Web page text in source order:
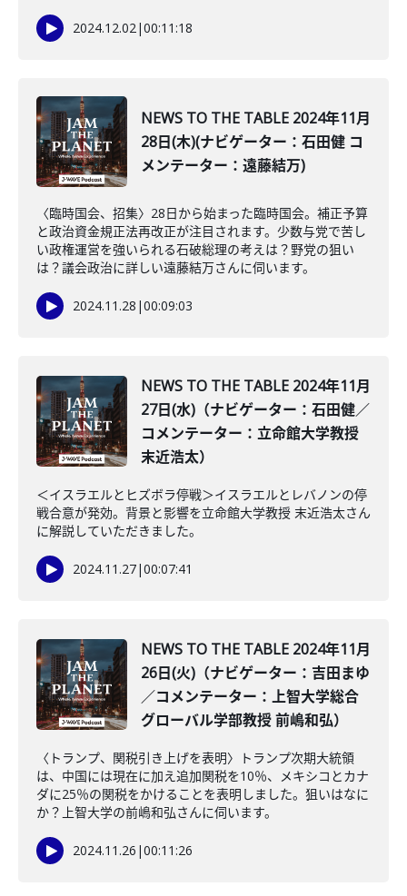
2024.12.02|00:11:18
NEWS TO THE TABLE 2024年11月
28日(木)(ナビゲーター：石田健 コ
メンテーター：遠藤結万)
〈臨時国会、招集〉28日から始まった臨時国会。補正予算
と政治資金規正法再改正が注目されます。少数与党で苦し
い政権運営を強いられる石破総理の考えは？野党の狙い
は？議会政治に詳しい遠藤結万さんに伺います。
2024.11.28 |00:09:03
NEWS TO THE TABLE 2024年11月
27日(水)（ナビゲーター：石田健／
コメンテーター：立命館大学教授
末近浩太）
＜イスラエルとヒズボラ停戦＞イスラエルとレバノンの停
戦合意が発効。背景と影響を立命館大学教授 末近浩太さん
に解説していただきました。
2024.11.27|00:07:41
NEWS TO THE TABLE 2024年11月
26日(火)（ナビゲーター：吉田まゆ
／コメンテーター：上智大学総合
グローバル学部教授 前嶋和弘）
〈トランプ、関税引き上げを表明〉トランプ次期大統領
は、中国には現在に加え追加関税を10％、メキシコとカナ
ダに25％の関税をかけることを表明しました。狙いはなに
か？上智大学の前嶋和弘さんに伺います。
2024.11.26 |00:11:26